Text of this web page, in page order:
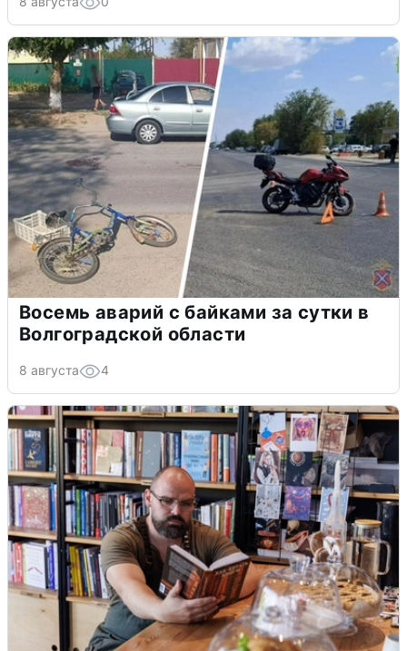
Восемь аварий с байками за сутки в
Волгоградской области
8 августа 4